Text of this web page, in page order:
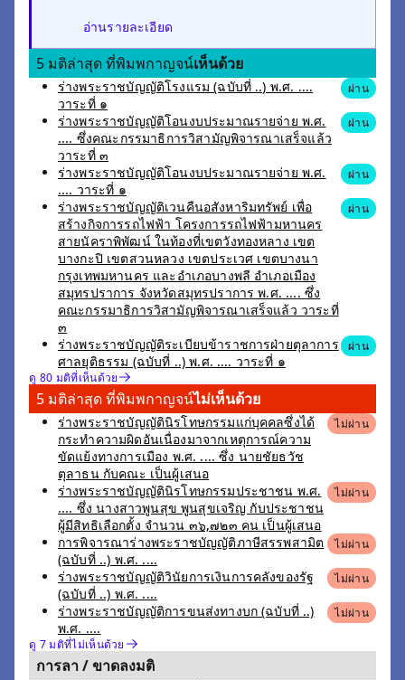
อ่านรายละเอียด
5 มติล่าสุด ที่พิมพกาญจน์เห็นด้วย
ร่างพระราชบัญญัติโรงแรม (ฉบับที่ ..) พ.ศ. ....
วาระที่ ๑
ผ่าน
ร่างพระราชบัญญัติโอนงบประมาณรายจ่าย พ.ศ.
.... ซึ่งคณะกรรมาธิการวิสามัญพิจารณาเสร็จแล้ว
วาระที่ ๓
ผ่าน
ร่างพระราชบัญญัติโอนงบประมาณรายจ่าย พ.ศ.
.... วาระที่ ๑
ผ่าน
ร่างพระราชบัญญัติเวนคืนอสังหาริมทรัพย์ เพื่อ
สร้างกิจการรถไฟฟ้า โครงการรถไฟฟ้ามหานคร
สายนัคราพิพัฒน์ ในท้องที่เขตวังทองหลาง เขต
บางกะปิ เขตสวนหลวง เขตประเวศ เขตบางนา
กรุงเทพมหานคร และอำเภอบางพลี อำเภอเมือง
สมุทรปราการ จังหวัดสมุทรปราการ พ.ศ. .... ซึ่ง
คณะกรรมาธิการวิสามัญพิจารณาเสร็จแล้ว วาระที่
๓
ผ่าน
ร่างพระราชบัญญัติระเบียบข้าราชการฝ่ายตุลาการ
ศาลยุติธรรม (ฉบับที่ ..) พ.ศ. .... วาระที่ ๑
ผ่าน
ดู 80 มติที่เห็นด้วย
5 มติล่าสุด ที่พิมพกาญจน์ไม่เห็นด้วย
ร่างพระราชบัญญัตินิรโทษกรรมแก่บุคคลซึ่งได้
กระทำความผิดอันเนื่องมาจากเหตุการณ์ความ
ขัดแย้งทางการเมือง พ.ศ. .... ซึ่ง นายชัยธวัช
ตุลาธน กับคณะ เป็นผู้เสนอ
ไม่ผ่าน
ร่างพระราชบัญญัตินิรโทษกรรมประชาชน พ.ศ.
.... ซึ่ง นางสาวพูนสุข พูนสุขเจริญ กับประชาชน
ผู้มีสิทธิเลือกตั้ง จำนวน ๓๖,๗๒๓ คน เป็นผู้เสนอ
ไม่ผ่าน
การพิจารณาร่างพระราชบัญญัติภาษีสรรพสามิต
(ฉบับที่ ..) พ.ศ. ....
ไม่ผ่าน
ร่างพระราชบัญญัติวินัยการเงินการคลังของรัฐ
(ฉบับที่ ..) พ.ศ. ....
ไม่ผ่าน
ร่างพระราชบัญญัติการขนส่งทางบก (ฉบับที่ ..)
พ.ศ. ....
ไม่ผ่าน
ดู 7 มติที่ไม่เห็นด้วย
การลา / ขาดลงมติ